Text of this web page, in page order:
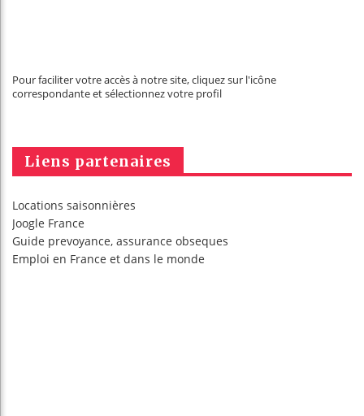
Pour faciliter votre accès à notre site, cliquez sur l'icône
correspondante et sélectionnez votre profil
Liens partenaires
Locations saisonnières
Joogle France
Guide prevoyance, assurance obseques
Emploi en France et dans le monde